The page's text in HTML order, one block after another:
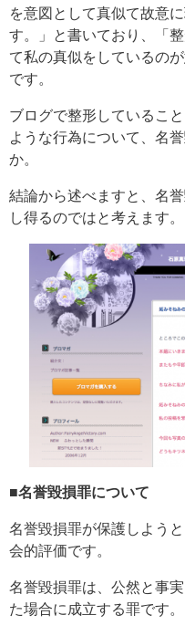
を意図として真似て故意
す。」と書いており、「
て私の真似をしているの
です。
ブログで整形しているこ
ような行為について、名
か。
結論から述べますと、名
し得るのではと考えます。
■名誉毀損罪について
名誉毀損罪が保護しよう
会的評価です。
名誉毀損罪は、公然と事
た場合に成立する罪です。